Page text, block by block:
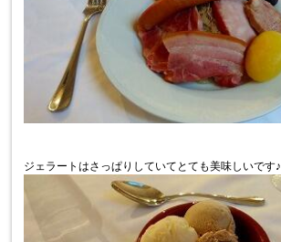
ジェラートはさっぱりしていてとても美味しいです♪